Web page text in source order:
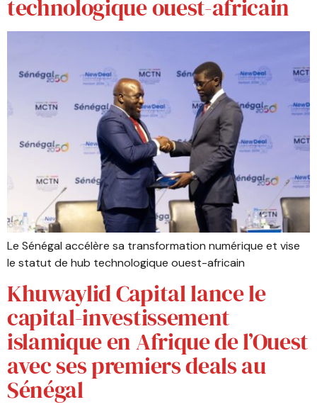
technologique ouest-africain
Le Sénégal accélère sa transformation numérique et vise
le statut de hub technologique ouest-africain
Khuwaylid Capital lance le
capital-investissement
islamique en Afrique de l’Ouest
avec ses premiers deals au
Sénégal